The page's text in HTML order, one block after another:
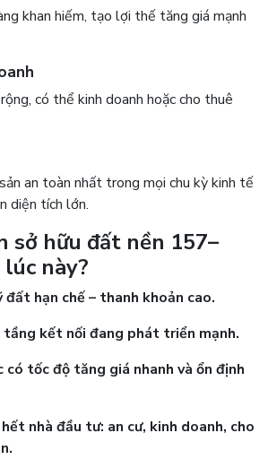
khan hiếm, tạo lợi thế tăng giá mạnh
có thể kinh doanh hoặc cho thuê
an toàn nhất trong mọi chu kỳ kinh tế
diện tích lớn.
sở hữu đất nền 157–
này?
đất hạn chế – thanh khoản cao.
tầng kết nối đang phát triển mạnh.
có tốc độ tăng giá nhanh và ổn định
nhà đầu tư: an cư, kinh doanh, cho